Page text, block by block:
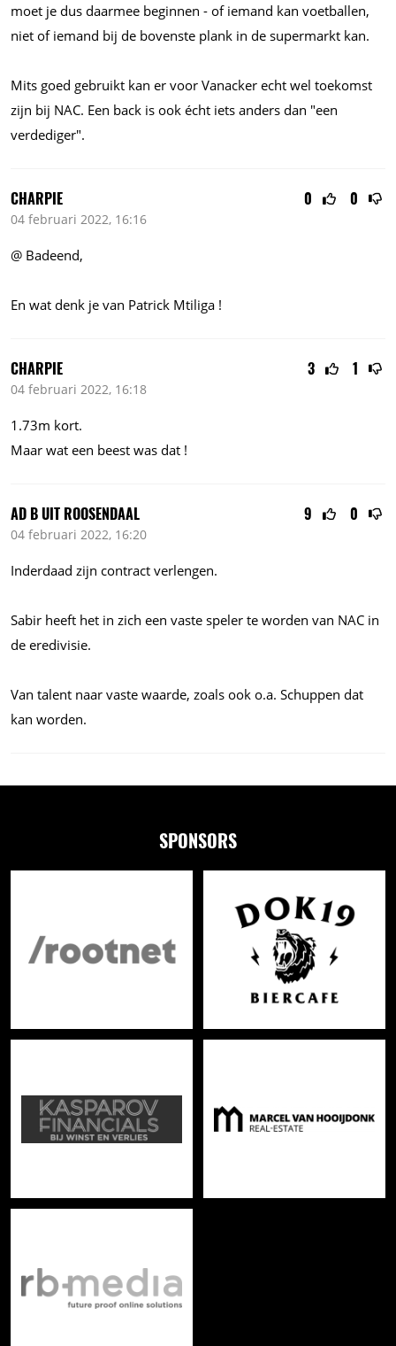
moet je dus daarmee beginnen - of iemand kan voetballen,
niet of iemand bij de bovenste plank in de supermarkt kan.
Mits goed gebruikt kan er voor Vanacker echt wel toekomst
zijn bij NAC. Een back is ook écht iets anders dan "een
verdediger".
0 0
CHARPIE
04 februari 2022, 16:16
@ Badeend,
En wat denk je van Patrick Mtiliga !
3 1
CHARPIE
04 februari 2022, 16:18
1.73m kort.
Maar wat een beest was dat !
9 0
AD B UIT ROOSENDAAL
04 februari 2022, 16:20
Inderdaad zijn contract verlengen.
Sabir heeft het in zich een vaste speler te worden van NAC in
de eredivisie.
Van talent naar vaste waarde, zoals ook o.a. Schuppen dat
kan worden.
SPONSORS